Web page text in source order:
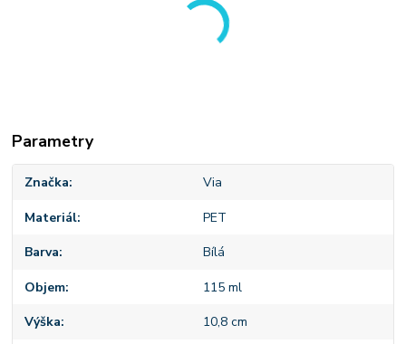
Parametry
Značka Via
Materiál PET
Barva Bílá
Objem 115 ml
Výška 10,8 cm